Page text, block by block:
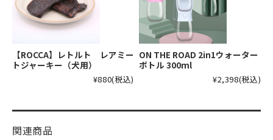
【ROCCA】レトルト レアミー
トジャーキー（犬用）
¥880(税込)
ON THE ROAD 2in1ウォーター
ボトル 300ml
¥2,398(税込)
関連商品